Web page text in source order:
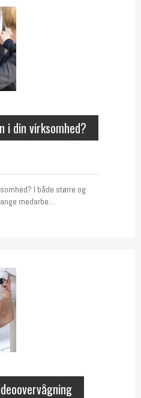
i din virksomhed?
I både større og
medarbe…